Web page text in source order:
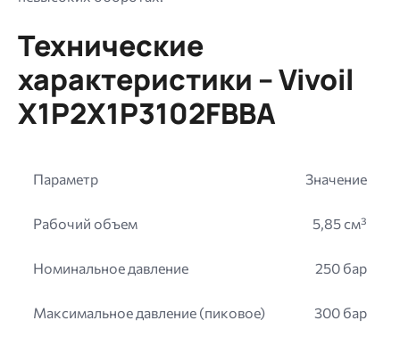
Технические
характеристики – Vivoil
X1P2X1P3102FBBA
Параметр Значение
Рабочий объем 5,85 см³
Номинальное давление 250 бар
Максимальное давление (пиковое) 300 бар